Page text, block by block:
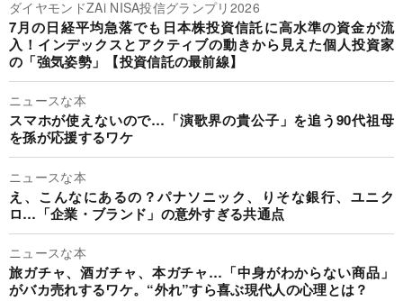
ダイヤモンドZAi NISA投信グランプリ2026
7月の日経平均急落でも日本株投資信託に高水準の資金が流
入！インデックスとアクティブの動きから見えた個人投資家
の「強気姿勢」【投資信託の最前線】
ニュースな本
スマホが使えないので…「演歌界の貴公子」を追う90代祖母
を孫が応援するワケ
ニュースな本
え、こんなにあるの？パナソニック、りそな銀行、ユニク
ロ…「企業・ブランド」の意外すぎる共通点
ニュースな本
旅ガチャ、酒ガチャ、本ガチャ…「中身がわからない商品」
がバカ売れするワケ。“外れ”すら喜ぶ現代人の心理とは？